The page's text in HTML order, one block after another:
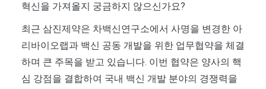
혁신을 가져올지 궁금하지 않으신가요?
최근 삼진제약은 차백신연구소에서 사명을 변경한 아
리바이오랩과 백신 공동 개발을 위한 업무협약을 체결
하며 큰 주목을 받고 있습니다. 이번 협약은 양사의 핵
심 강점을 결합하여 국내 백신 개발 분야의 경쟁력을